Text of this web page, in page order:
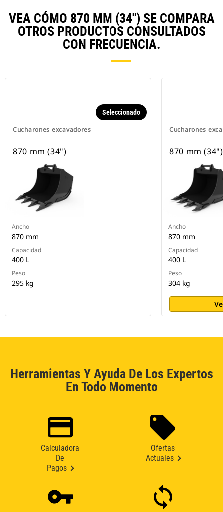
VEA CÓMO 870 MM (34") SE COMPARA
OTROS PRODUCTOS CONSULTADOS
CON FRECUENCIA.
Cucharones excavadores
Seleccionado
870 mm (34")
Ancho
870 mm
Capacidad
400 L
Peso
295 kg
Cucharones
870 mm (34")
Ancho
870 mm
Capacidad
400 L
Peso
304 kg
Herramientas Y Ayuda De Los Expertos
En Todo Momento
Calculadora
De
Pagos
Ofertas
Actuales